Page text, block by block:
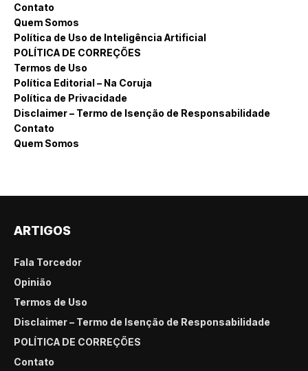
Contato
Quem Somos
Política de Uso de Inteligência Artificial
POLÍTICA DE CORREÇÕES
Termos de Uso
Política Editorial – Na Coruja
Política de Privacidade
Disclaimer – Termo de Isenção de Responsabilidade
Contato
Quem Somos
ARTIGOS
Fala Torcedor
Opinião
Termos de Uso
Disclaimer – Termo de Isenção de Responsabilidade
POLÍTICA DE CORREÇÕES
Contato